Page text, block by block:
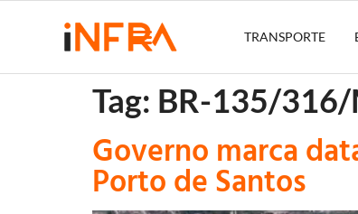
TRANSPORTE
Tag: BR-135/
Governo marca
Porto de Santos